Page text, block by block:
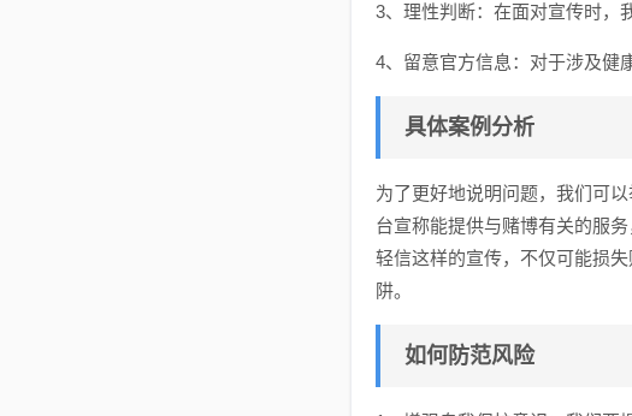
3、理性判断：在面对宣传时，
4、留意官方信息：对于涉及健
具体案例分析
为了更好地说明问题，我们可
台宣称能提供与赌博有关的服
轻信这样的宣传，不仅可能损
阱。
如何防范风险